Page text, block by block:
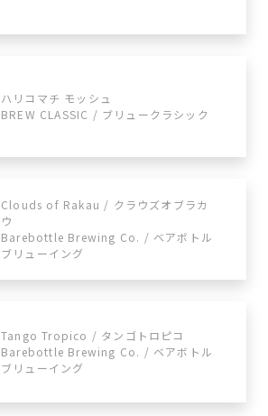
ハリコマチ モッシュ
BREW CLASSIC / ブリュークラシック
Clouds of Rakau / クラウズオブラカ
ウ
Barebottle Brewing Co. / ベアボトル
ブリューイング
Tango Tropico / タンゴトロピコ
Barebottle Brewing Co. / ベアボトル
ブリューイング